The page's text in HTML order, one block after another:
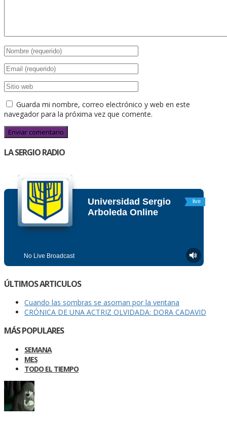
Guarda mi nombre, correo electrónico y web en este
navegador para la próxima vez que comente.
LA SERGIO RADIO
ÚLTIMOS ARTICULOS
Cuando las sombras se asoman por la ventana
CRÓNICA DE UNA ACTRIZ OLVIDADA: DORA CADAVID
MÁS POPULARES
SEMANA
MES
TODO EL TIEMPO